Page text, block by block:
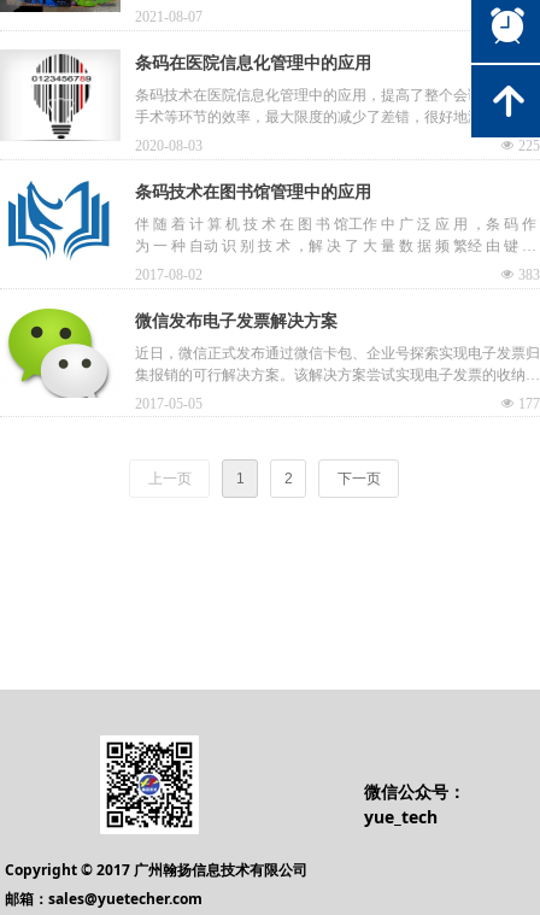
员也无法由准确的统计数据来科学合理地安排售票人员的工作，
最终的结果就是导致客户的体验感极差，用条码技术实现各种票
证的制作及自动化管理，让用户真正告别手工售票的烦琐、低效
率。
넶 166
2021-08-07
条码在医院信息化管理中的应用
条码技术在医院信息化管理中的应用，提高了整个会诊、住院、
手术等环节的效率，最大限度的减少了差错，很好地满足了病
人、医院的需求。
넶 225
2020-08-03
条码技术在图书馆管理中的应用
伴 随 着 计 算 机 技 术 在 图 书 馆工作 中 广 泛 应 用 ，条 码 作
为 一 种 自动 识 别 技 术 ，解 决 了 大 量 数 据 频 繁经 由 键 盘
输 入 的 瓶 颈 问 题 ，被 广 泛
地 应 用 到 图 书 馆 的 各 项 业 务 工 作中 来 ，使 图 书 馆 真 正
实 现 了 自 动 化管 理 。
넶 383
2017-08-02
微信发布电子发票解决方案
近日，微信正式发布通过微信卡包、企业号探索实现电子发票归
集报销的可行解决方案。该解决方案尝试实现电子发票的收纳、
归集、流转、报销、入账、再消费的无缝链接。
넶 177
2017-05-05
上一页 1 2 下一页
微信公众号：
yue_tech
Copyright © 2017 广州翰扬信息技术有限公司
邮箱：sales@yuetecher.com
뀥
녕